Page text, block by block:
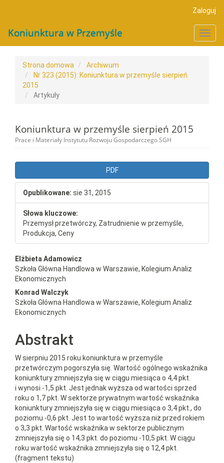
##plugins.themes.bootstrap3.accessible_menu.sidebar##
Zaloguj
Koniunktura w Przemyśle
Strona domowa
Archiwum
Nr 323 (2015): Koniunktura w przemyśle sierpień
2015
Artykuły
Koniunktura w przemyśle sierpień 2015
Prace i Materiały Instytutu Rozwoju Gospodarczego SGH
PDF
Opublikowane: sie 31, 2015
Słowa kluczowe:
Przemysł przetwórczy, Zatrudnienie w przemyśle,
Produkcja, Ceny
Elżbieta Adamowicz
Szkoła Główna Handlowa w Warszawie, Kolegium Analiz
Ekonomicznych
Konrad Walczyk
Szkoła Główna Handlowa w Warszawie, Kolegium Analiz
Ekonomicznych
Abstrakt
W sierpniu 2015 roku koniunktura w przemyśle
przetwórczym pogorszyła się. Wartość ogólnego wskaźnika
koniunktury zmniejszyła się w ciągu miesiąca o 4,4 pkt.
i wynosi -1,5 pkt. Jest jednak wyższa od wartości sprzed
roku o 1,7 pkt. W sektorze prywatnym wartość wskaźnika
koniunktury zmniejszyła się w ciągu miesiąca o 3,4 pkt., do
poziomu -0,6 pkt. Jest to wartość wyższa niż przed rokiem
o 3,3 pkt. Wartość wskaźnika w sektorze publicznym
zmniejszyła się o 14,3 pkt. do poziomu -10,5 pkt. W ciągu
roku wartość wskaźnika zmniejszyła się o 12,4 pkt.
(fragment tekstu)